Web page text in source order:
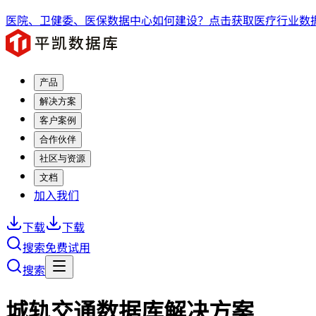
医院、卫健委、医保数据中心如何建设？点击获取医疗行业
产品
解决方案
客户案例
合作伙伴
社区与资源
文档
加入我们
下载
下载
搜索免费试用
搜索